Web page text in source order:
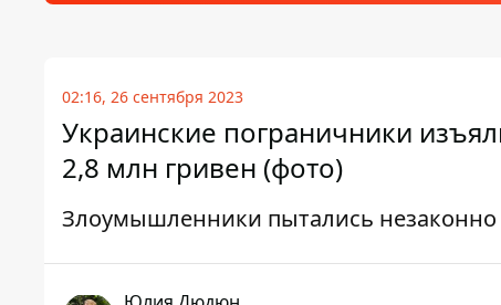
02:16, 26 сентября 2023
Украинские пограничники
2,8 млн гривен (фото)
Злоумышленники пытались